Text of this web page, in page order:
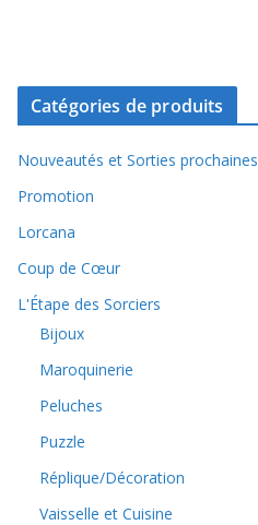
Catégories de produits
Nouveautés et Sorties prochaines
Promotion
Lorcana
Coup de Cœur
L'Étape des Sorciers
Bijoux
Maroquinerie
Peluches
Puzzle
Réplique/Décoration
Vaisselle et Cuisine